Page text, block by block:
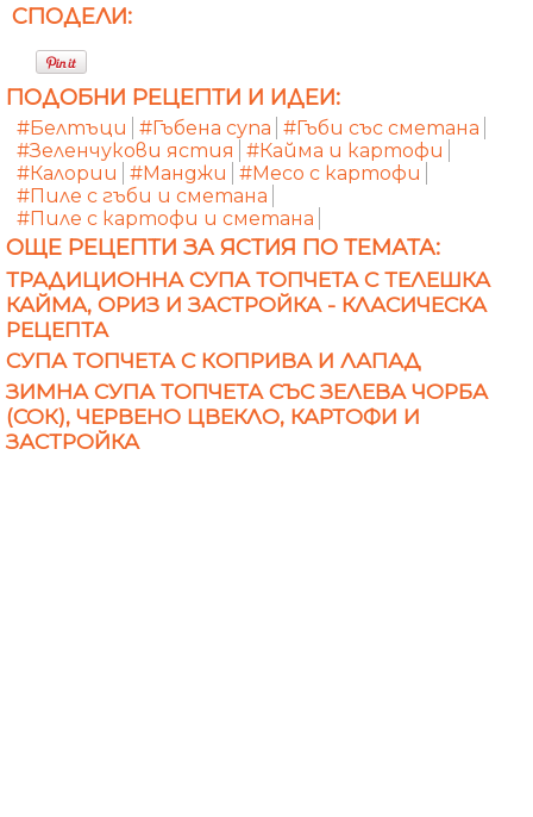
СПОДЕЛИ:
ПОДОБНИ РЕЦЕПТИ И ИДЕИ:
#Белтъци #Гъбена супа #Гъби със сметана
#Зеленчукови ястия
#Кайма и картофи
#Калории
#Манджи
#Месо с картофи
#Пиле с гъби и сметана
#Пиле с картофи и сметана
ОЩЕ РЕЦЕПТИ ЗА ЯСТИЯ ПО ТЕМАТА:
ТРАДИЦИОННА СУПА ТОПЧЕТА С ТЕЛЕШКА
КАЙМА, ОРИЗ И ЗАСТРОЙКА - КЛАСИЧЕСКА
РЕЦЕПТА
СУПА ТОПЧЕТА С КОПРИВА И ЛАПАД
ЗИМНА СУПА ТОПЧЕТА СЪС ЗЕЛЕВА ЧОРБА
(СОК), ЧЕРВЕНО ЦВЕКЛО, КАРТОФИ И
ЗАСТРОЙКА